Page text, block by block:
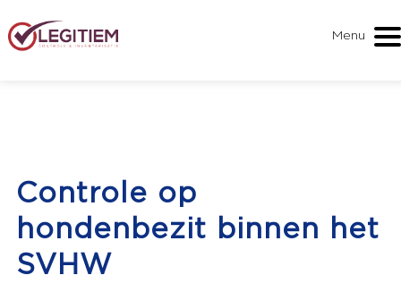
Menu
Controle op
hondenbezit binnen het
SVHW